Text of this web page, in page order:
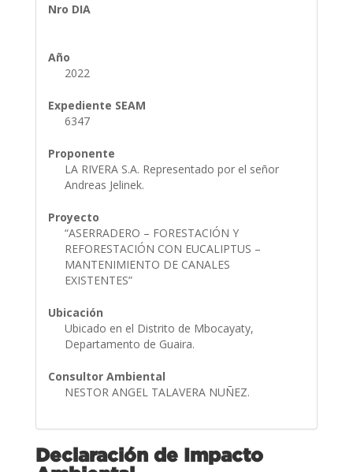
Nro DIA
Año
2022
Expediente SEAM
6347
Proponente
LA RIVERA S.A. Representado por el señor
Andreas Jelinek.
Proyecto
“ASERRADERO – FORESTACIÓN Y
REFORESTACIÓN CON EUCALIPTUS –
MANTENIMIENTO DE CANALES
EXISTENTES”
Ubicación
Ubicado en el Distrito de Mbocayaty,
Departamento de Guaira.
Consultor Ambiental
NESTOR ANGEL TALAVERA NUÑEZ.
Declaración de Impacto